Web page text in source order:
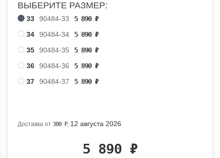
ВЫБЕРИТЕ РАЗМЕР:
33 90484-33 5 890 ₽
34
90484-34 5 890 ₽
35
90484-35 5 890 ₽
36
90484-36 5 890 ₽
37
90484-37 5 890 ₽
Доставка от 300 Р, 12 августа 2026
5 890 ₽